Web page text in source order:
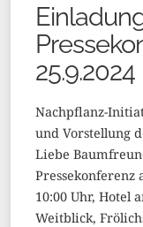
25.9.2024
Nachpflanz-
und Vorstellung
Liebe
Pressekonferenz
10:00 Uhr, Hotel
Weitblick,